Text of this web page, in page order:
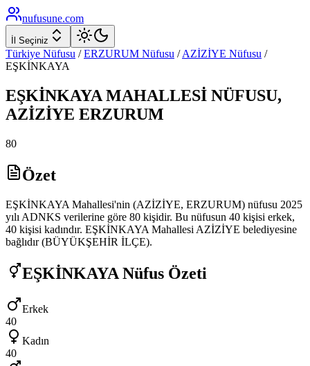
nufusune.com
İl Seçiniz
Türkiye Nüfusu / ERZURUM Nüfusu / AZİZİYE Nüfusu /
EŞKİNKAYA
EŞKİNKAYA MAHALLESİ NÜFUSU,
AZİZİYE ERZURUM
80
Özet
EŞKİNKAYA Mahallesi'nin (AZİZİYE, ERZURUM) nüfusu 2025
yılı ADNKS verilerine göre 80 kişidir. Bu nüfusun 40 kişisi erkek,
40 kişisi kadındır. EŞKİNKAYA Mahallesi AZİZİYE belediyesine
bağlıdır (BÜYÜKŞEHİR İLÇE).
EŞKİNKAYA Nüfus Özeti
Erkek
40
Kadın
40